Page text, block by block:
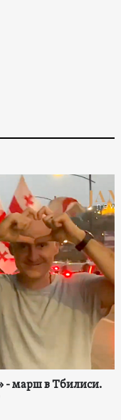
- марш в Тбилиси.